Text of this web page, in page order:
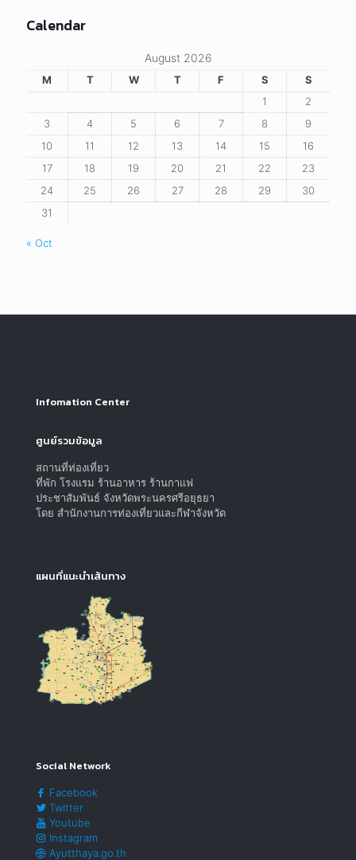
Calendar
August 2026
M T W T F S
S
1
2
3
4 5 6 7 8
9
10
11 12 13 14 15
16
17
18 19 20 21 22
23
24
25 26 27 28 29
30
31
« Oct
Infomation Center
ศูนย์รวมข้อมูล
สถานที่ท่องเที่ยว
ที่พัก โรงแรม ร้านอาหาร ร้านกาแฟ
ประชาสัมพันธ์ จังหวัดพระนครศรีอยุธยา
โดย สำนักงานการท่องเที่ยวและกีฬาจังหวัด
แผนที่แนะนำเส้นทาง
Social Network
Facebook
Twitter
Youtube
Instagram
Ayutthaya.go.th